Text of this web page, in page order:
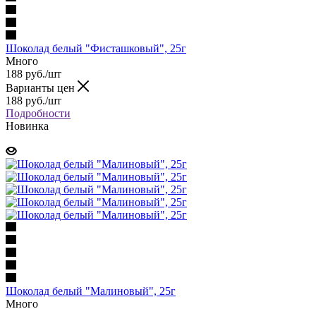
Шоколад белый "Фисташковый", 25г
Много
188 руб./шт
Варианты цен
188 руб./шт
Подробности
Новинка
Шоколад белый "Малиновый", 25г
Много